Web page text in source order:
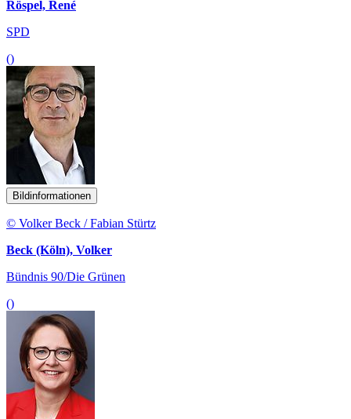
Röspel, René
SPD
()
Bildinformationen
© Volker Beck / Fabian Stürtz
Beck (Köln), Volker
Bündnis 90/Die Grünen
()